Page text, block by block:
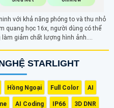
với khả năng phóng to và thu nhỏ
quang học 16x, người dùng có thể
giảm chất lượng hình ảnh.
STARLIGHT
Hồng Ngoại Full Color AI
AI Coding IP66 3D DNR